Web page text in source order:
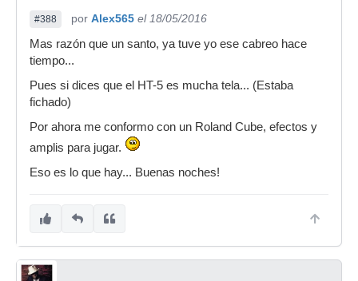
#388 por Alex565 el 18/05/2016
Mas razón que un santo, ya tuve yo ese cabreo hace
tiempo...
Pues si dices que el HT-5 es mucha tela... (Estaba
fichado)
Por ahora me conformo con un Roland Cube, efectos y
amplis para jugar.
Eso es lo que hay... Buenas noches!